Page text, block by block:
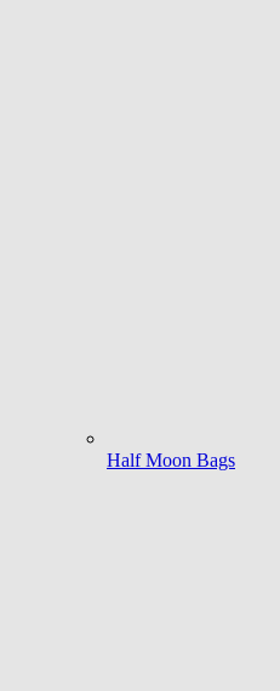
Half Moon Bags